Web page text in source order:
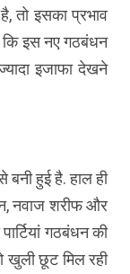
तो इसका प्रभाव
कि इस नए गठबंधन
इजाफा देखने
हुई है. हाल ही
नवाज शरीफ और
गठबंधन की
खुली छूट मिल रही